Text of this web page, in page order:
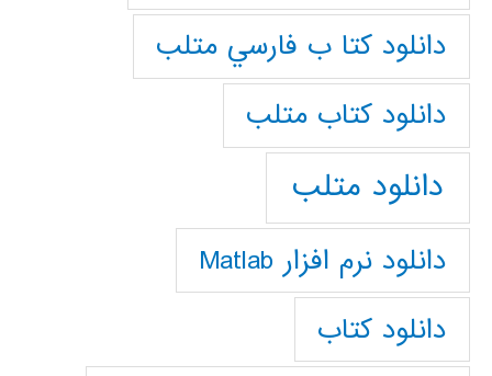
دانلود كتا ب فارسي متلب
دانلود كتاب متلب
دانلود متلب
دانلود نرم افزار Matlab
دانلود کتاب